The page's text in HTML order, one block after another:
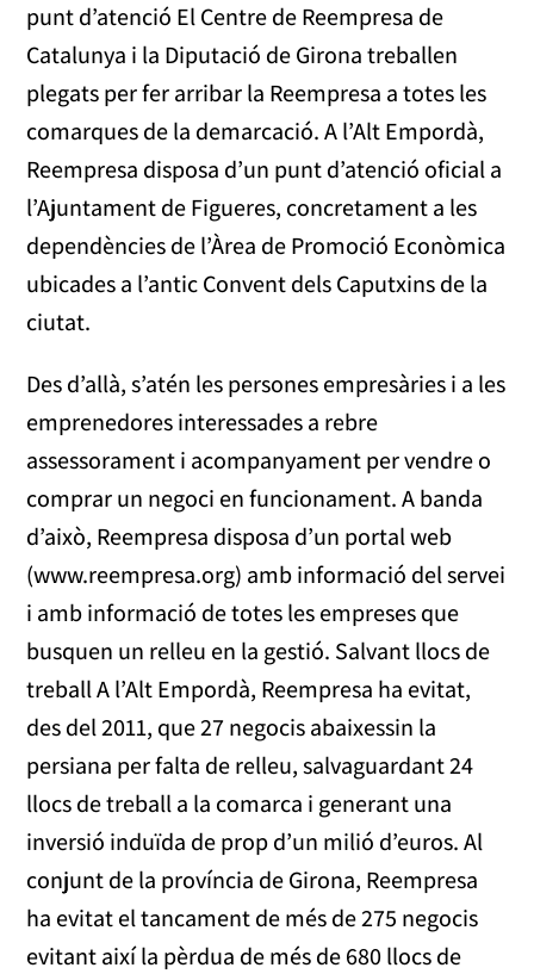
punt d’atenció El Centre de Reempresa de
Catalunya i la Diputació de Girona treballen
plegats per fer arribar la Reempresa a totes les
comarques de la demarcació. A l’Alt Empordà,
Reempresa disposa d’un punt d’atenció oficial a
l’Ajuntament de Figueres, concretament a les
dependències de l’Àrea de Promoció Econòmica
ubicades a l’antic Convent dels Caputxins de la
ciutat.
Des d’allà, s’atén les persones empresàries i a les
emprenedores interessades a rebre
assessorament i acompanyament per vendre o
comprar un negoci en funcionament. A banda
d’això, Reempresa disposa d’un portal web
(www.reempresa.org) amb informació del servei
i amb informació de totes les empreses que
busquen un relleu en la gestió. Salvant llocs de
treball A l’Alt Empordà, Reempresa ha evitat,
des del 2011, que 27 negocis abaixessin la
persiana per falta de relleu, salvaguardant 24
llocs de treball a la comarca i generant una
inversió induïda de prop d’un milió d’euros. Al
conjunt de la província de Girona, Reempresa
ha evitat el tancament de més de 275 negocis
evitant així la pèrdua de més de 680 llocs de